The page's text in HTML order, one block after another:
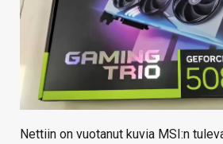
Nettiin on vuotanut kuvia MSI:n